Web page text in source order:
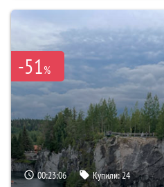
-51%
00:23:04 Купили:24